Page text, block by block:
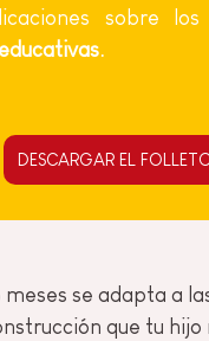
sobre
DESCARGAR EL
meses se adapta a
que tu